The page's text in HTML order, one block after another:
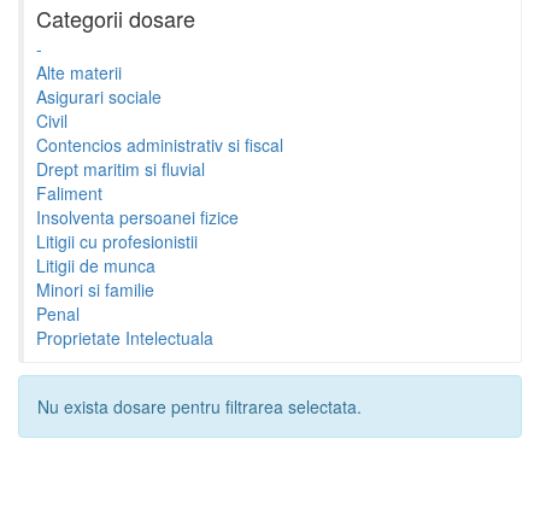
Categorii dosare
-
Alte materii
Asigurari sociale
Civil
Contencios administrativ si fiscal
Drept maritim si fluvial
Faliment
Insolventa persoanei fizice
Litigii cu profesionistii
Litigii de munca
Minori si familie
Penal
Proprietate Intelectuala
Nu exista dosare pentru filtrarea selectata.